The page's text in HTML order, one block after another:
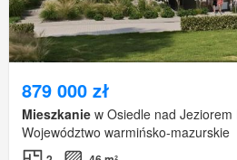
879 000 zł
Mieszkanie w Osiedle nad Jeziorem
Województwo warmińsko-mazurskie